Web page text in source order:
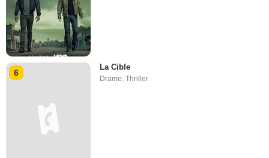
6
La Cible
Drame,Thriller